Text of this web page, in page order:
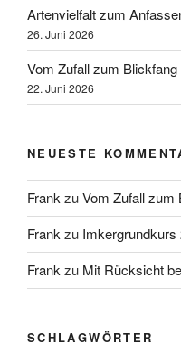
Artenvielfalt zum
26. Juni 2026
Vom Zufall zum Blickfang
22. Juni 2026
NEUESTE
FrankzuVom Zufall zum
Frankzu Imkergrundkurs
Frankzu Mit Rücksicht
SCHLAGWÖRTER